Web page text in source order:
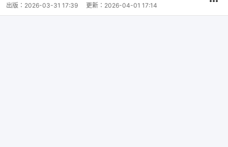
出版： 2026-03-31 17:39 更新： 2026-04-01 17:14